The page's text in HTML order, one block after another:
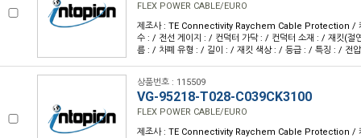
FLEX POWER CABLE/EURO
제조사 : TE Connectivity Raychem Cable Protection /
수 : / 전선 게이지 : / 컨덕터 가닥 : / 컨덕터 소재 : / 재킷(절
름 : / 차폐 유형 : / 길이 : / 재킷 색상 : / 등급 : / 특징 : / 전
상품번호 : 115509
VG-95218-T028-C039CK3100
FLEX POWER CABLE/EURO
제조사 : TE Connectivity Raychem Cable Protection /